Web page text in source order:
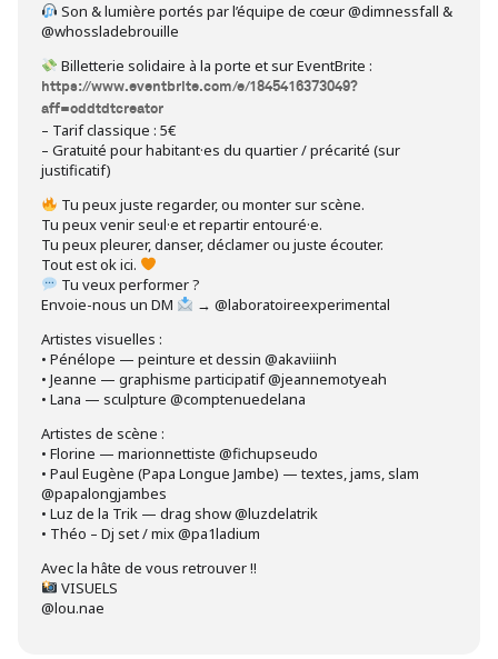
Son & lumière portés par l’équipe de cœur @dimnessfall &
@whossladebrouille
Billetterie solidaire à la porte et sur EventBrite :
https://www.eventbrite.com/e/1845416373049?
aff=oddtdtcreator
– Tarif classique : 5€
– Gratuité pour habitant·es du quartier / précarité (sur
justificatif)
Tu peux juste regarder, ou monter sur scène.
Tu peux venir seul·e et repartir entouré·e.
Tu peux pleurer, danser, déclamer ou juste écouter.
Tout est ok ici.
Tu veux performer ?
Envoie-nous un DM
→ @laboratoireexperimental
Artistes visuelles :
• Pénélope — peinture et dessin @akaviiinh
• Jeanne — graphisme participatif @jeannemotyeah
• Lana — sculpture @comptenuedelana
Artistes de scène :
• Florine — marionnettiste @fichupseudo
• Paul Eugène (Papa Longue Jambe) — textes, jams, slam
@papalongjambes
• Luz de la Trik — drag show @luzdelatrik
• Théo – Dj set / mix @pa1ladium
Avec la hâte de vous retrouver !!
VISUELS
@lou.nae